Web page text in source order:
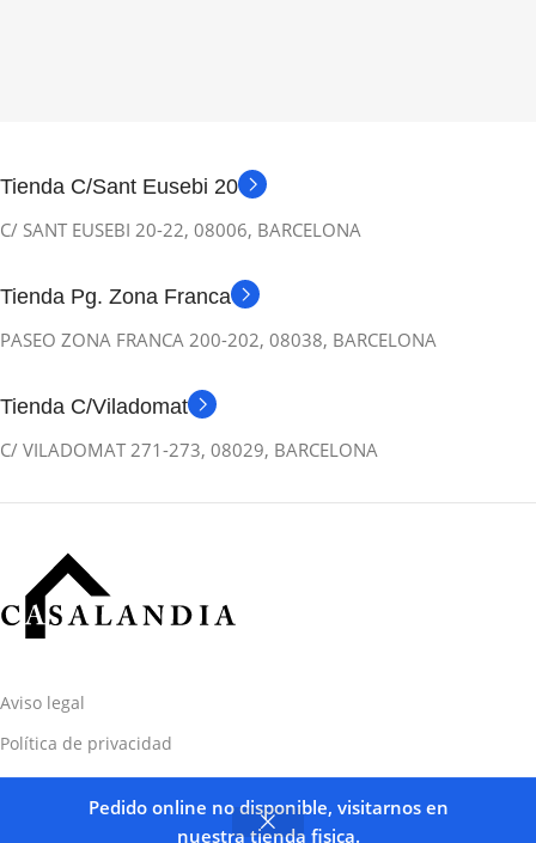
Tienda C/Sant Eusebi 20
C/ SANT EUSEBI 20-22, 08006, BARCELONA
Tienda Pg. Zona Franca
PASEO ZONA FRANCA 200-202, 08038, BARCELONA
Tienda C/Viladomat
C/ VILADOMAT 271-273, 08029, BARCELONA
Aviso legal
Política de privacidad
Términos y condiciones
Pedido online no disponible, visitarnos en
nuestra tienda fisica.